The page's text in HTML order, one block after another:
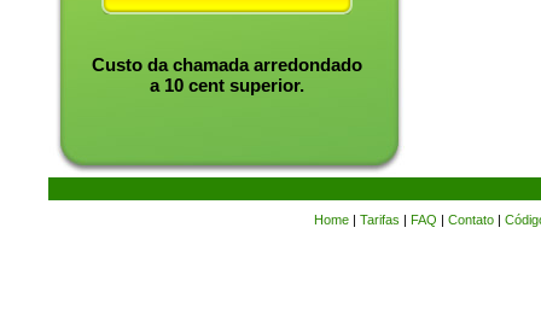
Custo da chamada arredondado
a 10 cent superior.
Home | Tarifas | FAQ | Contato |